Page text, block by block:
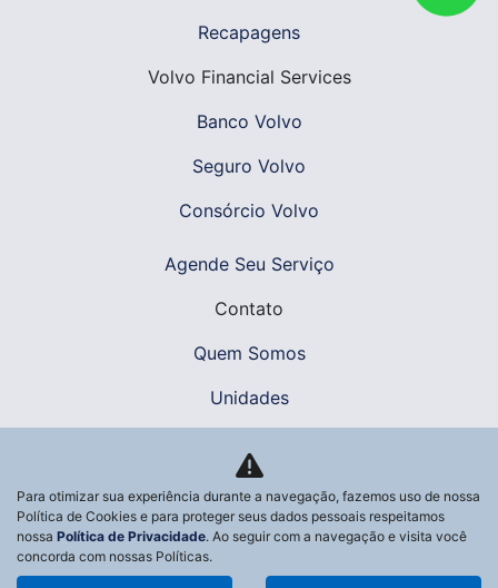
Recapagens
Volvo Financial Services
Banco Volvo
Seguro Volvo
Consórcio Volvo
Agende Seu Serviço
Contato
Quem Somos
Unidades
Trabalhe Conosco
Política de Privacidade
Exerça Seus Direitos
Para otimizar sua experiência durante a navegação, fazemos uso de nossa
Política de Cookies e para proteger seus dados pessoais respeitamos
nossa Política de Privacidade. Ao seguir com a navegação e visita você
concorda com nossas Políticas.